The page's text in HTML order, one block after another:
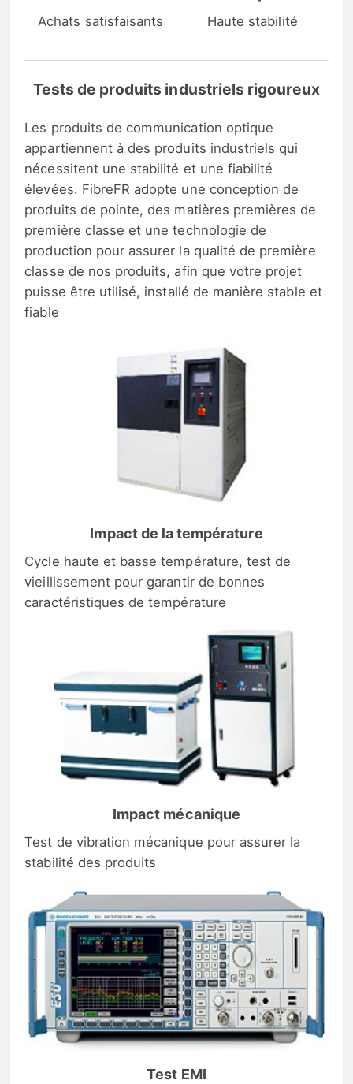
Achats satisfaisants Haute stabilité
Tests de produits industriels rigoureux
Les produits de communication optique
appartiennent à des produits industriels qui
nécessitent une stabilité et une fiabilité
élevées. FibreFR adopte une conception de
produits de pointe, des matières premières de
première classe et une technologie de
production pour assurer la qualité de première
classe de nos produits, afin que votre projet
puisse être utilisé, installé de manière stable et
fiable
Impact de la température
Cycle haute et basse température, test de
vieillissement pour garantir de bonnes
caractéristiques de température
Impact mécanique
Test de vibration mécanique pour assurer la
stabilité des produits
Test EMI